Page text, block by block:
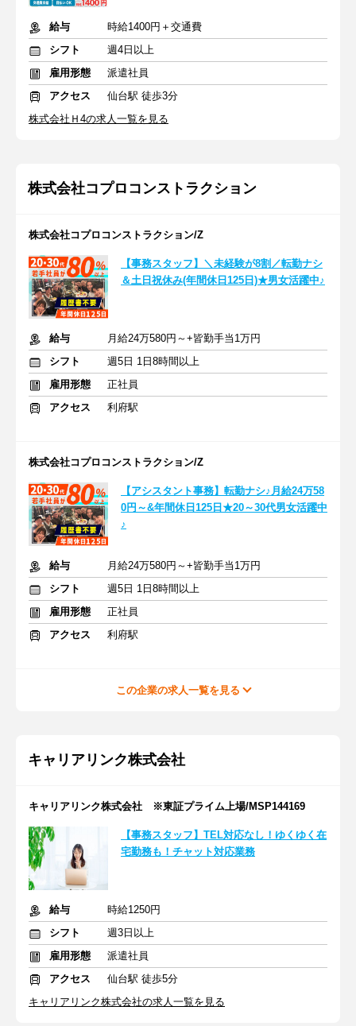
給与
時給1400円＋交通費
シフト
週4日以上
雇用形態
派遣社員
アクセス
仙台駅 徒歩3分
株式会社Ｈ4の求人一覧を見る
株式会社コプロコンストラクション
株式会社コプロコンストラクション/Z
【事務スタッフ】＼未経験が8割／転勤ナシ
＆土日祝休み(年間休日125日)★男女活躍中♪
給与
月給24万580円～+皆勤手当1万円
シフト
週5日 1日8時間以上
雇用形態
正社員
アクセス
利府駅
株式会社コプロコンストラクション/Z
【アシスタント事務】転勤ナシ♪月給24万58
0円～&年間休日125日★20～30代男女活躍中
♪
給与
月給24万580円～+皆勤手当1万円
シフト
週5日 1日8時間以上
雇用形態
正社員
アクセス
利府駅
この企業の求人一覧を見る
キャリアリンク株式会社
キャリアリンク株式会社 ※東証プライム上場/MSP144169
【事務スタッフ】TEL対応なし！ゆくゆく在
宅勤務も！チャット対応業務
給与
時給1250円
シフト
週3日以上
雇用形態
派遣社員
アクセス
仙台駅 徒歩5分
キャリアリンク株式会社の求人一覧を見る